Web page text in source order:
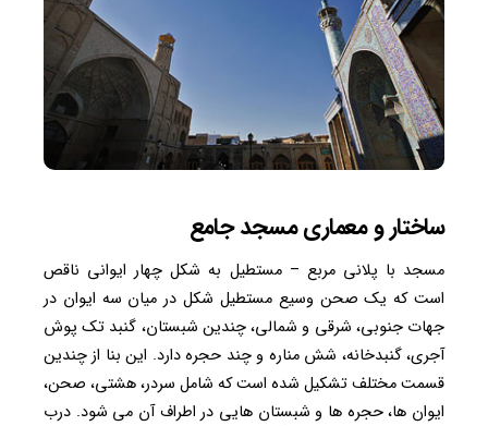
ساختار و معماری مسجد جامع
مسجد با پلانی مربع – مستطیل به شکل چهار ایوانی ناقص
است که یک صحن وسیع مستطیل شکل در میان سه ایوان در
جهات جنوبی، شرقی و شمالی، چندین شبستان، گنبد تک پوش
آجری، گنبدخانه، شش مناره و چند حجره دارد. این بنا از چندین
قسمت مختلف تشکیل شده است که شامل سردر، هشتی، صحن،
ایوان ها، حجره ها و شبستان هایی در اطراف آن می شود. درب